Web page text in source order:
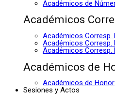
Académicos de
Académicos
Académicos Corresp.
Académicos Corresp.
Académicos Corresp.
Académicos de
Académicos de Honor
Sesiones y Actos